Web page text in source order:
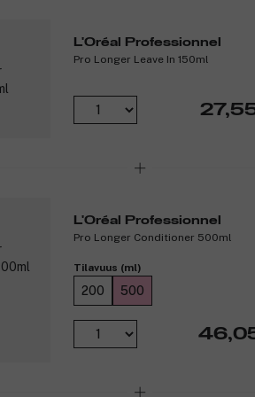
L'Oréal Professionnel
Pro Longer Leave In 150ml
L'Oréal Professionnel
Pro Longer Conditioner 500ml
Tilavuus (ml)
200 500